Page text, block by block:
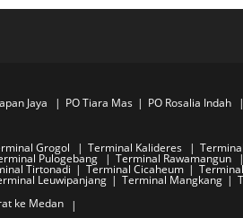
Jaya PO Tiara Mas PO Rosalia Indah
Grogol Terminal Kalideres
Pulogebang Terminal Rawamangun
Tirtonadi Terminal Cicaheum
Leuwipanjang Terminal Mangkang
ke Medan